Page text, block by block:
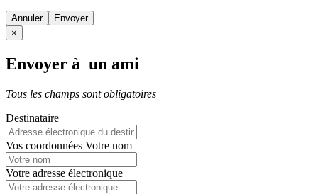
Annuler
×
Envoyer à un ami
Tous les champs sont obligatoires
Destinataire
Vos coordonnées Votre nom
Votre adresse électronique